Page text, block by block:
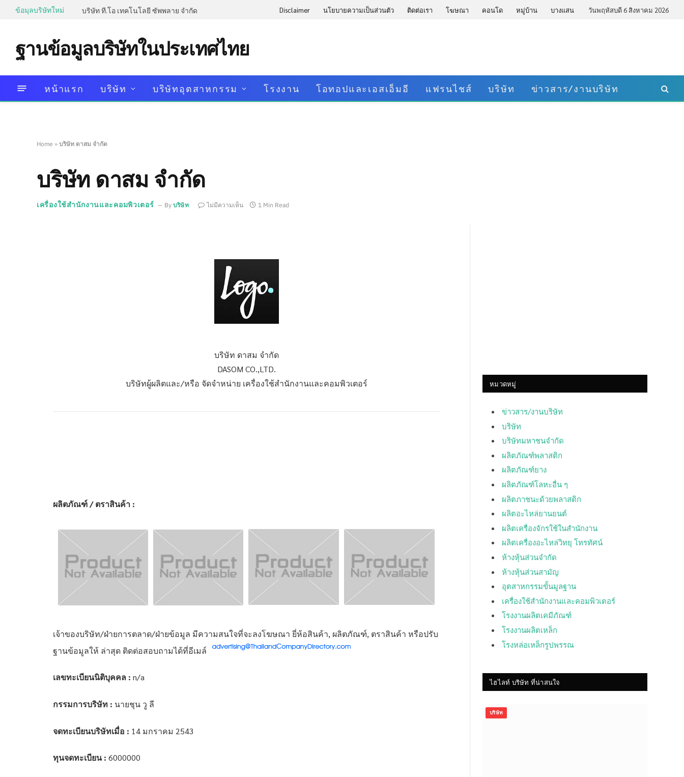
ข้อมุลบริษัทใหม่ บริษัท ที.โอ เทคโนโลยี ซัพพลาย จำกัด Disclaimer นโยบายความเป็นส่วนตัว ติดต่อเรา โฆษณา คอนโด หมู่บ้าน บางแสน วันพฤหัสบดี 6 สิงหาคม 2026
ฐานข้อมูลบริษัทในประเทศไทย
หน้าแรก บริษัท บริษัทอุตสาหกรรม โรงงาน โอทอปและเอสเอ็มอี แฟรนไชส์ บริษัท ข่าวสาร/งานบริษัท
Home » บริษัท ดาสม จำกัด
บริษัท ดาสม จำกัด
เครื่องใช้สำนักงานและคอมพิวเตอร์ By บริษัท ไม่มีความเห็น 1 Min Read
บริษัท ดาสม จำกัด
DASOM CO.,LTD.
บริษัทผู้ผลิตและ/หรือ จัดจำหน่าย เครื่องใช้สำนักงานและคอมพิวเตอร์
ผลิตภัณฑ์ / ตราสินค้า :
เจ้าของบริษัท/ฝ่ายการตลาด/ฝ่ายข้อมูล มีความสนใจที่จะลงโฆษณา ยี่ห้อสินค้า, ผลิตภัณฑ์, ตราสินค้า หรือปรับ
ฐานข้อมูลให้ ล่าสุด ติดต่อสอบถามได้ที่อีเมล์
เลขทะเบียนนิติบุคคล : n/a
กรรมการบริษัท : นายชุน วู ลี
จดทะเบียนบริษัทเมื่อ : 14 มกราคม 2543
ทุนจดทะเบียน : 6000000
หมวดหมู่
ข่าวสาร/งานบริษัท
บริษัท
บริษัทมหาชนจำกัด
ผลิตภัณฑ์พลาสติก
ผลิตภัณฑ์ยาง
ผลิตภัณฑ์โลหะอื่น ๆ
ผลิตภาชนะด้วยพลาสติก
ผลิตอะไหล่ยานยนต์
ผลิตเครื่องจักรใช้ในสำนักงาน
ผลิตเครื่องอะไหล่วิทยุ โทรทัศน์
ห้างหุ้นส่วนจำกัด
ห้างหุ้นส่วนสามัญ
อุตสาหกรรมขั้นมูลฐาน
เครื่องใช้สำนักงานและคอมพิวเตอร์
โรงงานผลิตเคมีภัณฑ์
โรงงานผลิตเหล็ก
โรงหล่อเหล็กรูปพรรณ
ไฮไลท์ บริษัท ที่น่าสนใจ
บริษัท